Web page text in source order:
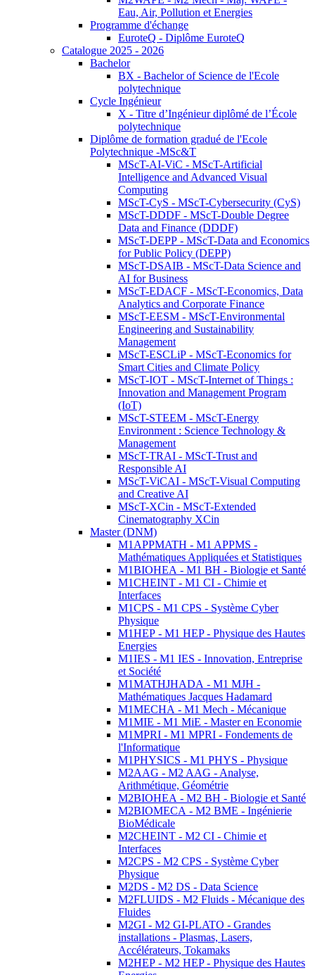
Eau, Air, Pollution et Energies
Programme d'échange
EuroteQ - Diplôme EuroteQ
Catalogue 2025 - 2026
Bachelor
BX - Bachelor of Science de l'Ecole
polytechnique
Cycle Ingénieur
X - Titre d’Ingénieur diplômé de l’École
polytechnique
Diplôme de formation gradué de l'Ecole
Polytechnique -MSc&T
MScT-AI-ViC - MScT-Artificial
Intelligence and Advanced Visual
Computing
MScT-CyS - MScT-Cybersecurity (CyS)
MScT-DDDF - MScT-Double Degree
Data and Finance (DDDF)
MScT-DEPP - MScT-Data and Economics
for Public Policy (DEPP)
MScT-DSAIB - MScT-Data Science and
AI for Business
MScT-EDACF - MScT-Economics, Data
Analytics and Corporate Finance
MScT-EESM - MScT-Environmental
Engineering and Sustainability
Management
MScT-ESCLiP - MScT-Economics for
Smart Cities and Climate Policy
MScT-IOT - MScT-Internet of Things :
Innovation and Management Program
(IoT)
MScT-STEEM - MScT-Energy
Environment : Science Technology &
Management
MScT-TRAI - MScT-Trust and
Responsible AI
MScT-ViCAI - MScT-Visual Computing
and Creative AI
MScT-XCin - MScT-Extended
Cinematography XCin
Master (DNM)
M1APPMATH - M1 APPMS -
Mathématiques Appliquées et Statistiques
M1BIOHEA - M1 BH - Biologie et Santé
M1CHEINT - M1 CI - Chimie et
Interfaces
M1CPS - M1 CPS - Système Cyber
Physique
M1HEP - M1 HEP - Physique des Hautes
Energies
M1IES - M1 IES - Innovation, Entreprise
et Société
M1MATHJHADA - M1 MJH -
Mathématiques Jacques Hadamard
M1MECHA - M1 Mech - Mécanique
M1MIE - M1 MiE - Master en Economie
M1MPRI - M1 MPRI - Fondements de
l'Informatique
M1PHYSICS - M1 PHYS - Physique
M2AAG - M2 AAG - Analyse,
Arithmétique, Géométrie
M2BIOHEA - M2 BH - Biologie et Santé
M2BIOMECA - M2 BME - Ingénierie
BioMédicale
M2CHEINT - M2 CI - Chimie et
Interfaces
M2CPS - M2 CPS - Système Cyber
Physique
M2DS - M2 DS - Data Science
M2FLUIDS - M2 Fluids - Mécanique des
Fluides
M2GI - M2 GI-PLATO - Grandes
installations - Plasmas, Lasers,
Accélérateurs, Tokamaks
M2HEP - M2 HEP - Physique des Hautes